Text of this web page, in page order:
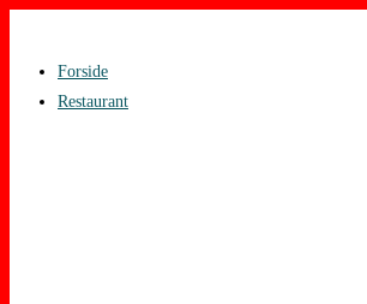
Forside
Restaurant